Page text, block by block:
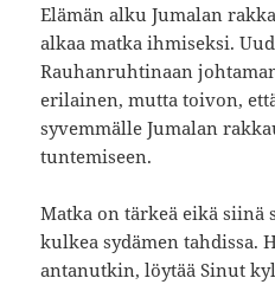
Elämän alku Jumalan
alkaa matka ihmiseksi.
Rauhanruhtinaan
erilainen, mutta toivon,
syvemmälle Jumalan
tuntemiseen.
Matka on tärkeä eikä
kulkea sydämen tahdissa.
antanutkin, löytää Sinut